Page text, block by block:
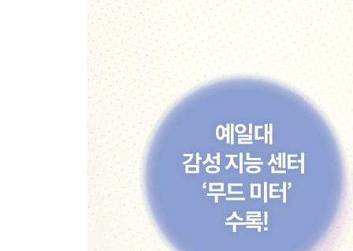
제12장 감정 조절 예산 최적화하기
감정 조절 예산을 좌우하는 세 가지 요소
신체 활동으로 감정 조절 기술을 향상시킬 수 있다
올바른 영양 섭취로 감정의 건강을 유지하자
수면은 지친 감정의 회복을 돕는다
제5부 감정 조절도 습관이다
제13장 아이들도 감정 조절을 배울 수 있다
교실은 감정 조절의 실험실이다
감정조절은 가르칠 수 있는 기술이다
교실에서의 감정 조절 연습
감정 조절은 평생 연습해야 하는 영역이다